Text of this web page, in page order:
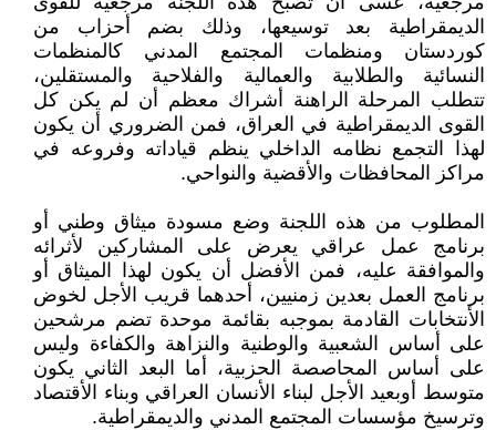
الديمقراطية بعد توسيعها، وذلك بضم أحزاب من
كوردستان ومنظمات المجتمع المدني كالمنظمات
النسائية والطلابية والعمالية والفلاحية والمستقلين،
تتطلب المرحلة الراهنة أشراك معظم أن لم يكن كل
القوى الديمقراطية في العراق، فمن الضروري أن يكون
لهذا التجمع نظامه الداخلي ينظم قياداته وفروعه في
مراكز المحافظات والأقضية والنواحي.
المطلوب من هذه اللجنة وضع مسودة ميثاق وطني أو
برنامج عمل عراقي يعرض على المشاركين لأثرائه
والموافقة عليه، فمن الأفضل أن يكون لهذا الميثاق أو
برنامج العمل بعدين زمنيين، أحدهما قريب الأجل لخوض
الأنتخابات القادمة بموجبه بقائمة موحدة تضم مرشحين
على أساس الشعبية والوطنية والنزاهة والكفاءة وليس
على أساس المحاصصة الحزبية، أما البعد الثاني يكون
متوسط أوبعيد الأجل لبناء الأنسان العراقي وبناء الأقتصاد
وترسيخ مؤسسات المجتمع المدني والديمقراطية.